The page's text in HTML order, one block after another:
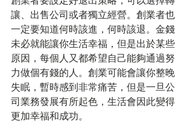
讓、出售公司或者獨立經營。創業者也
一定要知道何時該進，何時該退。金錢
未必就能讓你生活幸福，但是出於某些
原因，每個人又都希望自己能夠通過努
力做個有錢的人。創業可能會讓你整晚
失眠，暫時感到非常痛苦，但是一旦公
司業務發展有所起色，生活會因此變得
更加幸福和成功。